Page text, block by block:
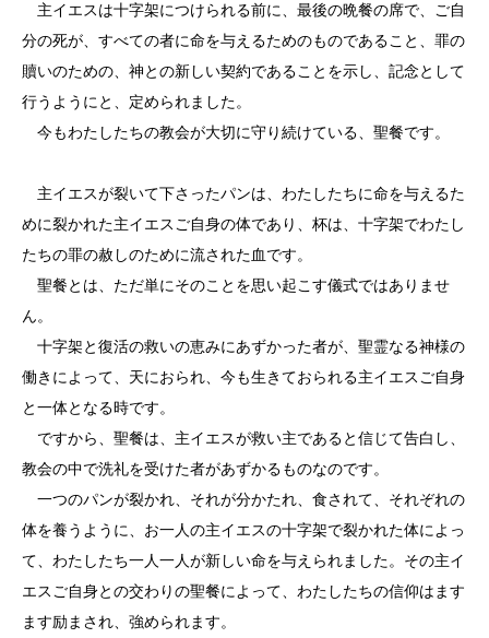
主イエスは十字架につけられる前に、最後の晩餐の席で、ご自
分の死が、すべての者に命を与えるためのものであること、罪の
贖いのための、神との新しい契約であることを示し、記念として
行うようにと、定められました。
今もわたしたちの教会が大切に守り続けている、聖餐です。
主イエスが裂いて下さったパンは、わたしたちに命を与えるた
めに裂かれた主イエスご自身の体であり、杯は、十字架でわたし
たちの罪の赦しのために流された血です。
聖餐とは、ただ単にそのことを思い起こす儀式ではありませ
ん。
十字架と復活の救いの恵みにあずかった者が、聖霊なる神様の
働きによって、天におられ、今も生きておられる主イエスご自身
と一体となる時です。
ですから、聖餐は、主イエスが救い主であると信じて告白し、
教会の中で洗礼を受けた者があずかるものなのです。
一つのパンが裂かれ、それが分かたれ、食されて、それぞれの
体を養うように、お一人の主イエスの十字架で裂かれた体によっ
て、わたしたち一人一人が新しい命を与えられました。その主イ
エスご自身との交わりの聖餐によって、わたしたちの信仰はます
ます励まされ、強められます。